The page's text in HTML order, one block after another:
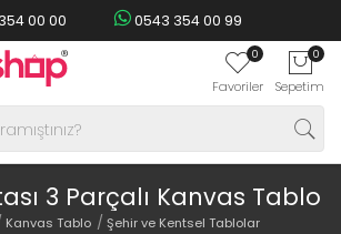
00 00 0543 354 00 99
0
Favoriler
0
Sepetim
3 Parçalı Kanvas Tablo
Kanvas Tablo Şehir ve Kentsel Tablolar